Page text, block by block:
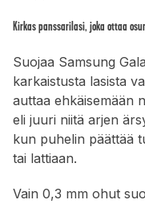
Kirkas panssarilasi, joka ottaa
Suojaa Samsung
karkaistusta lasista
auttaa ehkäisemään
eli juuri niitä arjen
kun puhelin päättää
tai lattiaan.
Vain 0,3 mm ohut